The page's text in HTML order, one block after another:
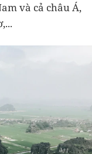
và cả châu Á,